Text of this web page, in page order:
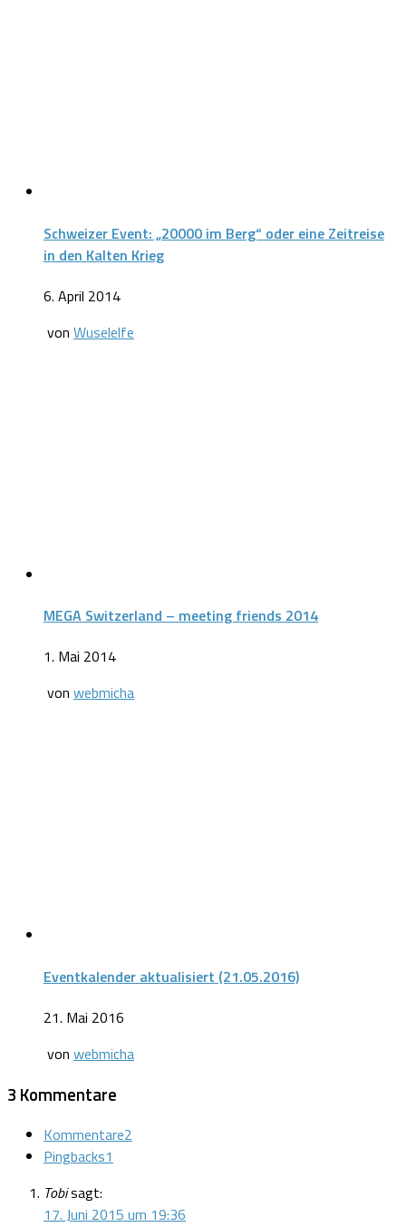
Schweizer Event: „20000 im Berg“ oder eine Zeitreise
in den Kalten Krieg
6. April 2014
von Wuselelfe
MEGA Switzerland – meeting friends 2014
1. Mai 2014
von webmicha
Eventkalender aktualisiert (21.05.2016)
21. Mai 2016
von webmicha
3 Kommentare
Kommentare2
Pingbacks1
Tobisagt:
17. Juni 2015 um 19:36